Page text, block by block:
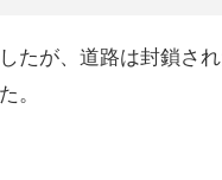
たが、道路は封鎖さ
。